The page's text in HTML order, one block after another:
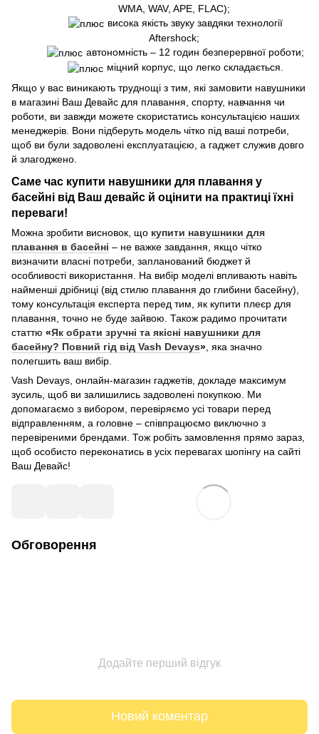
WMA, WAV, APE, FLAC);
висока якість звуку завдяки технології
Aftershock;
автономність – 12 годин безперервної роботи;
міцний корпус, що легко складається.
Якщо у вас виникають труднощі з тим, які замовити навушники
в магазині Ваш Девайс для плавання, спорту, навчання чи
роботи, ви завжди можете скористатись консультацією наших
менеджерів. Вони підберуть модель чітко під ваші потреби,
щоб ви були задоволені експлуатацією, а гаджет служив довго
й злагоджено.
Саме час купити навушники для плавання у
басейні від Ваш девайс й оцінити на практиці їхні
переваги!
Можна зробити висновок, що купити навушники для
плавання в басейні – не важке завдання, якщо чітко
визначити власні потреби, запланований бюджет й
особливості використання. На вибір моделі впливають навіть
найменші дрібниці (від стилю плавання до глибини басейну),
тому консультація експерта перед тим, як купити плеєр для
плавання, точно не буде зайвою. Також радимо прочитати
статтю «Як обрати зручні та якісні навушники для
басейну? Повний гід від Vash Devays» , яка значно
полегшить ваш вибір.
Vash Devays, онлайн-магазин гаджетів, докладе максимум
зусиль, щоб ви залишились задоволені покупкою. Ми
допомагаємо з вибором, перевіряємо усі товари перед
відправленням, а головне – співпрацюємо виключно з
перевіреними брендами. Тож робіть замовлення прямо зараз,
щоб особисто переконатись в усіх перевагах шопінгу на сайті
Ваш Девайс!
Обговорення
Додайте перший відгук
Новий коментар